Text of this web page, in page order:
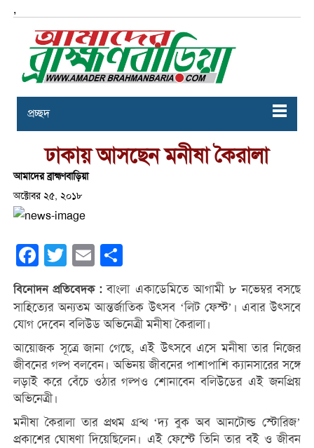
,
প্রচ্ছদ
ঢাকায় আসছেন মনীষা কৈরালা
আমাদের ব্রাহ্মণবাড়িয়া
অক্টোবর ২৫, ২০১৮
Facebook
Twitter Email
বিনোদন প্রতিবেদক : বাংলা একাডেমিতে আগামী ৮ নভেম্বর বসছে
সাহিত্যের অন্যতম আন্তর্জাতিক উৎসব ‘লিট ফেস্ট’। এবার উৎসবে
যোগ দেবেন বলিউড অভিনেত্রী মনীষা কৈরালা।
আয়োজক সূত্রে জানা গেছে, এই উৎসবে এসে মনীষা তার নিজের
জীবনের গল্প বলবেন। অভিনয় জীবনের পাশাপাশি ক্যানসারের সঙ্গে
লড়াই করে বেঁচে ওঠার গল্পও শোনাবেন বলিউডের এই জনপ্রিয়
অভিনেত্রী।
মনীষা কৈরালা তার প্রথম গ্রন্থ ‘দ্য বুক অব আনটোল্ড স্টোরিজ’
প্রকাশের ঘোষণা দিয়েছিলেন। এই ফেস্টে তিনি তার বই ও জীবন